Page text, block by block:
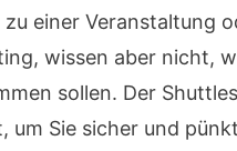
zu einer Veranstaltung
wissen aber nicht,
sollen. Der
um Sie sicher und